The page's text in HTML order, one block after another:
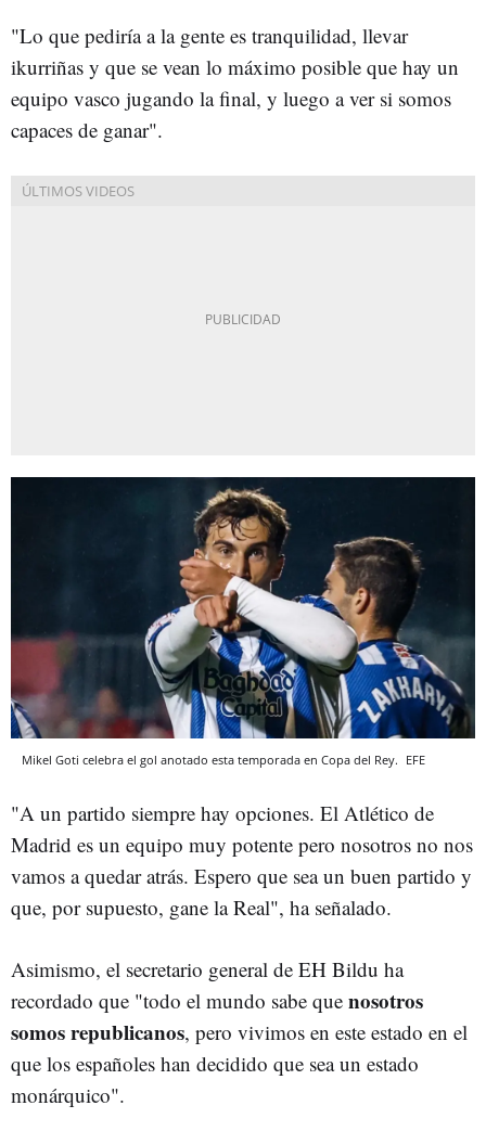
"Lo que pediría a la gente es tranquilidad, llevar
ikurriñas y que se vean lo máximo posible que hay un
equipo vasco jugando la final, y luego a ver si somos
capaces de ganar".
Mikel Goti celebra el gol anotado esta temporada en Copa del Rey. EFE
"A un partido siempre hay opciones. El Atlético de
Madrid es un equipo muy potente pero nosotros no nos
vamos a quedar atrás. Espero que sea un buen partido y
que, por supuesto, gane la Real", ha señalado.
Asimismo, el secretario general de EH Bildu ha
recordado que "todo el mundo sabe que nosotros
somos republicanos, pero vivimos en este estado en el
que los españoles han decidido que sea un estado
monárquico".